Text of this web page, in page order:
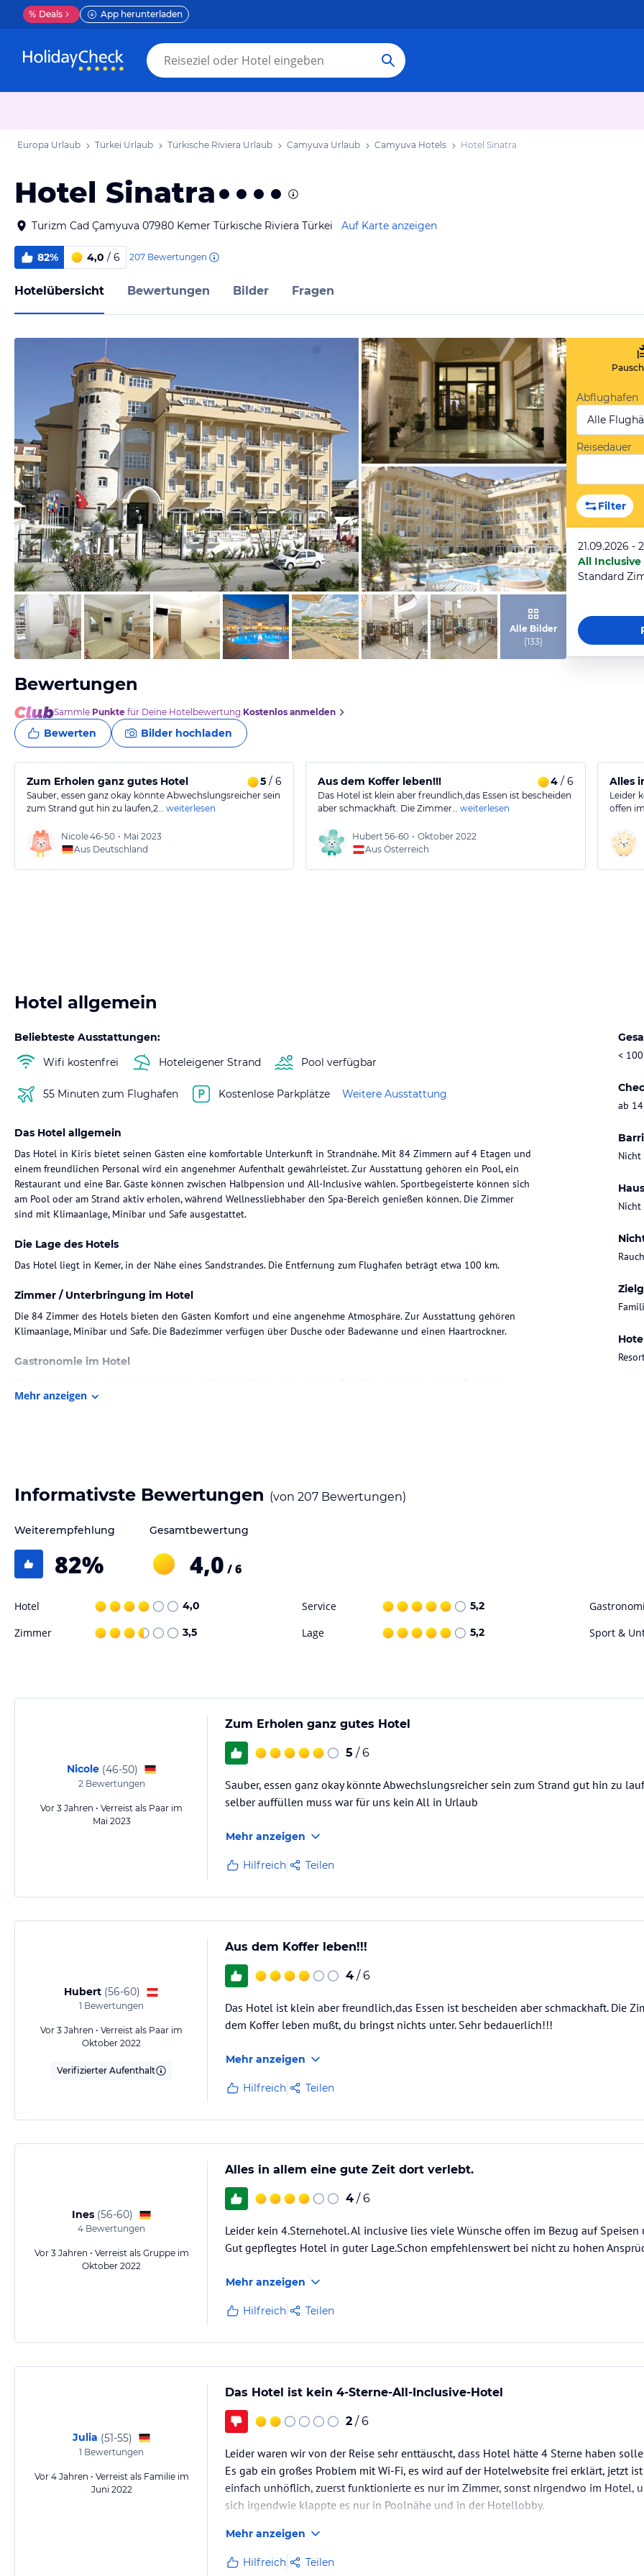
% Deals App herunterladen
Europa Urlaub Türkei Urlaub Türkische Riviera Urlaub Camyuva Urlaub Camyuva Hotels Hotel Sinatra
Hotel Sinatra
Turizm Cad Çamyuva 07980 Kemer Türkische Riviera Türkei Auf Karte anzeigen
82% 4,0 / 6 207 Bewertungen
Hotelübersicht Bewertungen Bilder Fragen
von Expedia
von Expedia
von Expedia
Alle Bilder
(133)
Abflughafen
Alle
Reisedauer
Filter
21.09.2026 -
All Inclusive
Standard
Bewertungen
Sammle Punkte für Deine Hotelbewertung.Kostenlos anmelden
Bewerten Bilder hochladen
Zum Erholen ganz gutes Hotel 5 / 6
Sauber, essen ganz okay könnte Abwechslungsreicher sein
zum Strand gut hin zu laufen,2… weiterlesen
Nicole46-50 • Mai 2023
Aus Deutschland
Aus dem Koffer leben!!! 4/ 6
Das Hotel ist klein aber freundlich,das Essen ist bescheiden
aber schmackhaft. Die Zimmer… weiterlesen
Hubert56-60 • Oktober 2022
Aus Österreich
Alles
Leider
offen
Hotel allgemein
Beliebteste Ausstattungen:
Wifi kostenfrei
Hoteleigener Strand Pool verfügbar
55 Minuten zum Flughafen Kostenlose Parkplätze Weitere Ausstattung
< 100
ab
Nicht
Das Hotel allgemein
Das Hotel in Kiris bietet seinen Gästen eine komfortable Unterkunft in Strandnähe. Mit 84 Zimmern auf 4 Etagen und
einem freundlichen Personal wird ein angenehmer Aufenthalt gewährleistet. Zur Ausstattung gehören ein Pool, ein
Restaurant und eine Bar. Gäste können zwischen Halbpension und All-Inclusive wählen. Sportbegeisterte können sich
am Pool oder am Strand aktiv erholen, während Wellnessliebhaber den Spa-Bereich genießen können. Die Zimmer
sind mit Klimaanlage, Minibar und Safe ausgestattet.
Die Lage des Hotels
Das Hotel liegt in Kemer, in der Nähe eines Sandstrandes. Die Entfernung zum Flughafen beträgt etwa 100 km.
Zimmer / Unterbringung im Hotel
Die 84 Zimmer des Hotels bieten den Gästen Komfort und eine angenehme Atmosphäre. Zur Ausstattung gehören
Klimaanlage, Minibar und Safe. Die Badezimmer verfügen über Dusche oder Badewanne und einen Haartrockner.
Gastronomie im Hotel
Halbpension und All-Inclusive wählen.
verbindlichenAngebotsdetailsdes jeweiligen Veranstalters.
Mehr anzeigen
Informativste Bewertungen (von 207 Bewertungen)
Weiterempfehlung
82%
Gesamtbewertung
4,0 / 6
Hotel 4,0 Service 5,2
Zimmer 3,5 Lage 5,2 Sport &
Nicole (46-50)
2Bewertungen
Vor 3 Jahren • Verreist als Paar im
Mai 2023
Zum Erholen ganz gutes Hotel
5 / 6
Sauber, essen ganz okay könnte Abwechslungsreicher sein zum Strand gut hin zu
selber auffüllen muss war für uns kein All in Urlaub
Mehr anzeigen
Hilfreich Teilen
Hubert (56-60)
1 Bewertungen
Vor 3 Jahren • Verreist als Paar im
Oktober 2022
Verifizierter Aufenthalt
Aus dem Koffer leben!!!
4 / 6
Das Hotel ist klein aber freundlich,das Essen ist bescheiden aber schmackhaft. Die
dem Koffer leben mußt, du bringst nichts unter. Sehr bedauerlich!!!
Mehr anzeigen
Hilfreich Teilen
Ines (56-60)
4 Bewertungen
Vor 3 Jahren • Verreist als Gruppe im
Oktober 2022
Alles in allem eine gute Zeit dort verlebt.
4 / 6
Leider kein 4.Sternehotel. Al inclusive lies viele Wünsche offen im Bezug auf Speisen
Gut gepflegtes Hotel in guter Lage.Schon empfehlenswert bei nicht zu hohen
Mehr anzeigen
Hilfreich Teilen
Julia (51-55)
1 Bewertungen
Vor 4 Jahren • Verreist als Familie im
Juni 2022
Das Hotel ist kein 4-Sterne-All-Inclusive-Hotel
2 / 6
Leider waren wir von der Reise sehr enttäuscht, dass Hotel hätte 4 Sterne haben
Es gab ein großes Problem mit Wi-Fi, es wird auf der Hotelwebsite frei erklärt, jetzt
einfach unhöflich, zuerst funktionierte es nur im Zimmer, sonst nirgendwo im Hotel,
sich irgendwie klappte es nur in Poolnähe und in der Hotellobby.
In der Beschreibung des Hotels steht…
Mehr anzeigen
Hilfreich Teilen